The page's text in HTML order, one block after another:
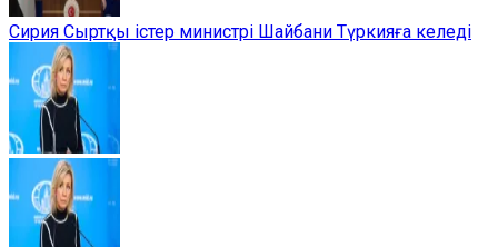
Сирия Сыртқы істер министрі Шайбани Түркияға келеді